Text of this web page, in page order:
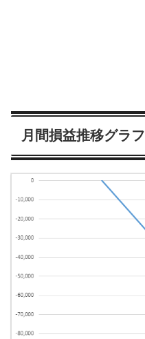
月間損益推移グラフ